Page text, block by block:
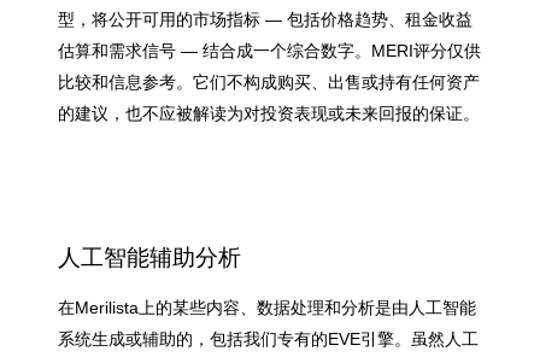
型，将公开可用的市场指标 — 包括价格趋势、租金收益
估算和需求信号 — 结合成一个综合数字。MERI评分仅供
比较和信息参考。它们不构成购买、出售或持有任何资产
的建议，也不应被解读为对投资表现或未来回报的保证。
人工智能辅助分析
在Merilista上的某些内容、数据处理和分析是由人工智能
系统生成或辅助的，包括我们专有的EVE引擎。虽然人工